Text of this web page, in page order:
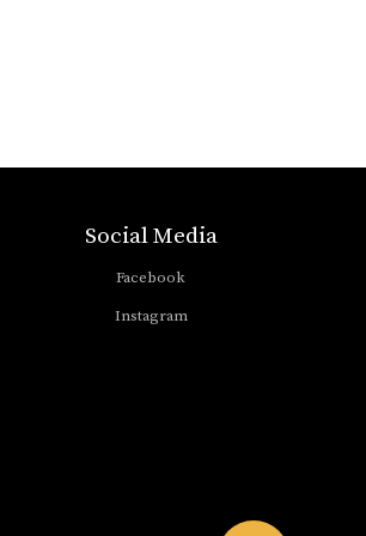
Social Media
Facebook
Instagram